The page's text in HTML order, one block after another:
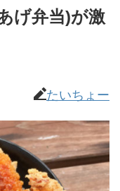
げ弁当)が激
たいちょー